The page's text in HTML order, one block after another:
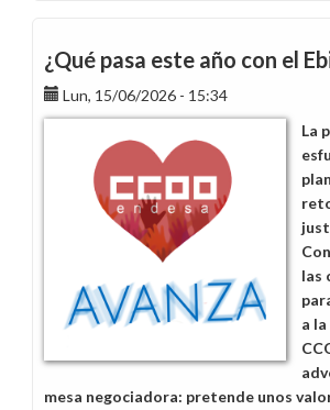
incertidumbre
garantizada
¿Qué pasa este año con el
Lun, 15/06/2026 - 15:34
La
las
a
mesa negociadora: pretende unos